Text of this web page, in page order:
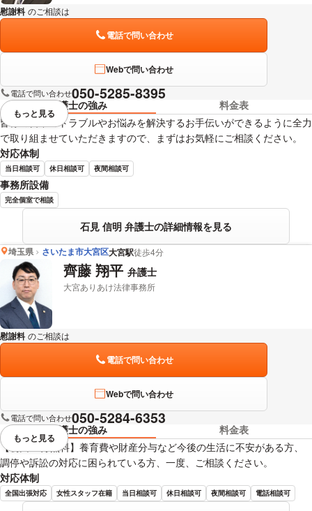
慰謝料 のご相談は
電話で問い合わせ
Webで問い合わせ
電話で問い合わせ050-5285-8395
弁護士の強み
料金表
皆様の日常のトラブルやお悩みを解決するお手伝いができるように全力
で取り組ませていただきますので、まずはお気軽にご相談ください。
対応体制
当日相談可 休日相談可 夜間相談可
事務所設備
完全個室で相談
石見 信明 弁護士の詳細情報を見る
視覚的に省略されている要素を
もっと見る
埼玉県 さいたま市大宮区大宮駅徒歩4分
齊藤 翔平 弁護士
大宮ありあけ法律事務所
慰謝料 のご相談は
電話で問い合わせ
Webで問い合わせ
電話で問い合わせ050-5284-6353
弁護士の強み
料金表
【初回30分無料】養育費や財産分与など今後の生活に不安がある方、
調停や訴訟の対応に困られている方、一度、ご相談ください。
対応体制
全国出張対応 女性スタッフ在籍 当日相談可 休日相談可 夜間相談可 電話相談可
視覚的に省略されている要素を
もっと見る